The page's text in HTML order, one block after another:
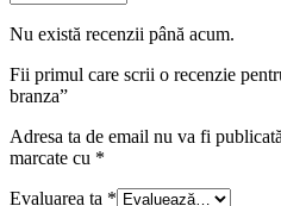
Nu există recenzii până acum.
Fii primul care scrii o recenzie
branza”
Adresa ta de email nu va fi
marcate cu *
Evaluarea ta *